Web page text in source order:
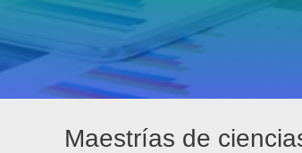
Maestrías de